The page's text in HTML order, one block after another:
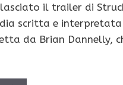
il trailer di
scritta e interpretata
da Brian Dannelly,